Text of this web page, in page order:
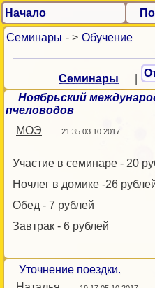
Начало
Семинары - > Обучение
Семинары
Ноябрьский
пчеловодов
МОЭ
21:35 03.10.2017
Участие в семинаре - 20
Ночлег в домике -26
Обед - 7 рублей
Завтрак - 6 рублей
Уточнение поездки.